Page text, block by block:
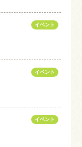
イベント
イベント
イベント